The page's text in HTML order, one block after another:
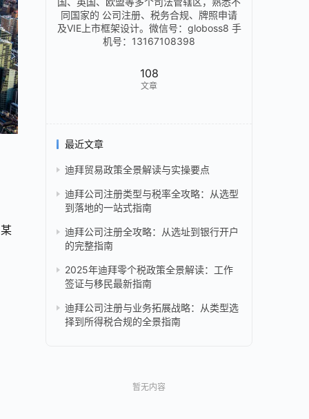
同国家的 公司注册、税务合规、牌照申请
及VIE上市框架设计。微信号：globoss8 手
机号：13167108398
108
文章
最近文章
迪拜贸易政策全景解读与实操要点
迪拜公司注册类型与税率全攻略：从选型
到落地的一站式指南
迪拜公司注册全攻略：从选址到银行开户
的完整指南
2025年迪拜零个税政策全景解读：工作
签证与移民最新指南
迪拜公司注册与业务拓展战略：从类型选
择到所得税合规的全景指南
暂无内容